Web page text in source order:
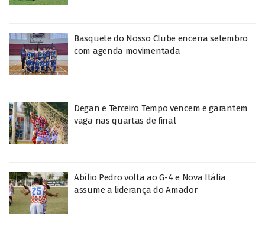
Basquete do Nosso Clube encerra setembro
com agenda movimentada
Degan e Terceiro Tempo vencem e garantem
vaga nas quartas de final
Abílio Pedro volta ao G-4 e Nova Itália
assume a liderança do Amador